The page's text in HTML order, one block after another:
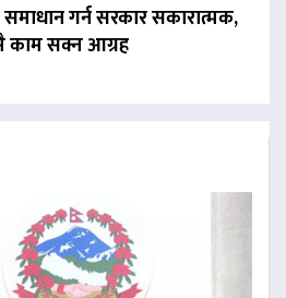
समाधान गर्न सरकार सकारात्मक,
सक्न आग्रह